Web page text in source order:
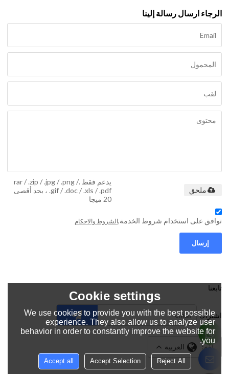
الرجاء ارسال رسالة إلينا
يدعم فقط .rar / .zip / .jpg / .png /
.gif / .doc / .xls / .pdf ، بحد أقصى
20 ميجا
ملحق
توافق على استخدام شروط الخدمة,الشروط والاحكام
إرسال
تابعنا
اشتراك
لغة: العربية
Cookie settings
We use cookies to provide you with the best possible
experience. They also allow us to analyze user
behavior in order to constantly improve the website for
you.
Reject All
Accept Selection
Accept all